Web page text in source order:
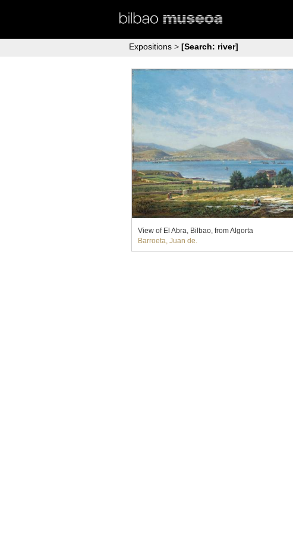
Expositions > [Search: river]
View of El Abra, Bilbao, from Algorta
Barroeta, Juan de.